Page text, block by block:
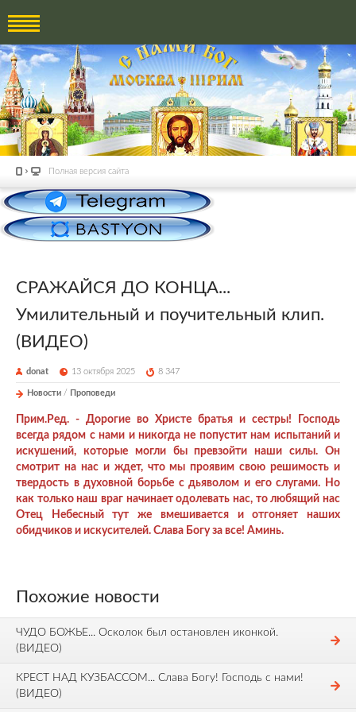
Полная версия сайта
СРАЖАЙСЯ ДО КОНЦА...
Умилительный и поучительный клип.
(ВИДЕО)
donat 13 октября 2025 8 347
Новости / Проповеди
Прим.Ред. - Дорогие во Христе братья и сестры! Господь
всегда рядом с нами и никогда не попустит нам испытаний и
искушений, которые могли бы превзойти наши силы. Он
смотрит на нас и ждет, что мы проявим свою решимость и
твердость в духовной борьбе с дьяволом и его слугами. Но
как только наш враг начинает одолевать нас, то любящий нас
Отец Небесный тут же вмешивается и отгоняет наших
обидчиков и искусителей. Слава Богу за все! Аминь.
Похожие новости
ЧУДО БОЖЬЕ... Осколок был остановлен иконкой.
(ВИДЕО)
КРЕСТ НАД КУЗБАССОМ... Слава Богу! Господь с нами!
(ВИДЕО)